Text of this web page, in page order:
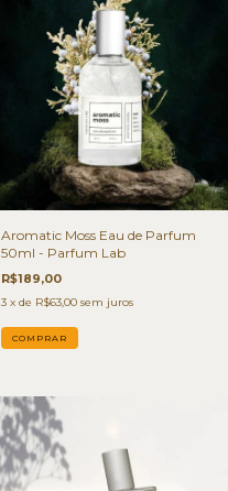
Aromatic Moss Eau de Parfum
50ml - Parfum Lab
R$189,00
3 x de R$63,00 sem juros